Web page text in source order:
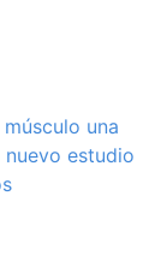
una
estudio